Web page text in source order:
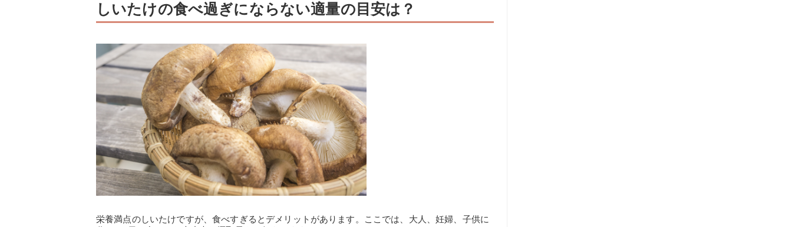
しいたけの食べ過ぎにならない適量の目安は？
栄養満点のしいたけですが、食べすぎるとデメリットがあります。ここでは、大人、妊婦、子供に